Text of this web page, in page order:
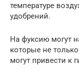
температуре
удобрений.
На фуксию могут
которые не
могут привести к